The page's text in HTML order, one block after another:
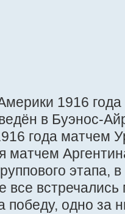
1916
в Буэнос-
года матчем
матчем
этапа,
все
победу, одно за